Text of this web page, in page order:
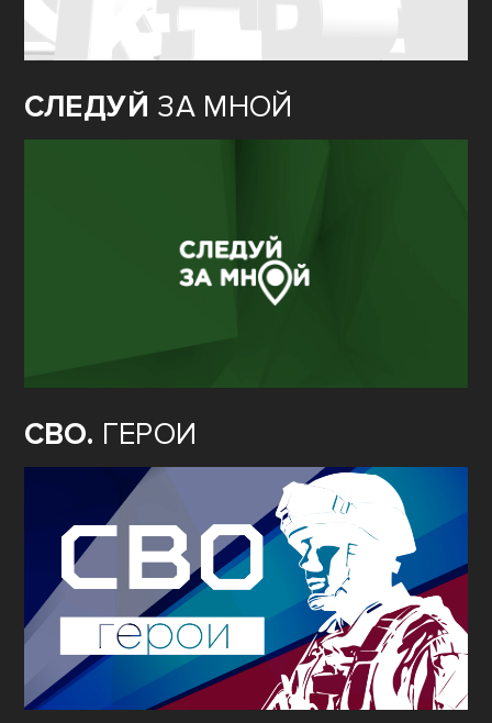
СЛЕДУЙ ЗА МНОЙ
СВО. ГЕРОИ